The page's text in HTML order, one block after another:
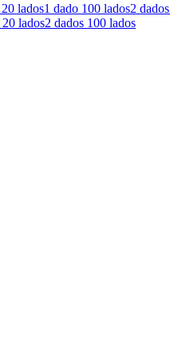
20 lados1 dado 100 lados2 dados
20 lados2 dados 100 lados